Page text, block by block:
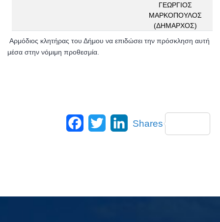
ΓΕΩΡΓΙΟΣ
ΜΑΡΚΟΠΟΥΛΟΣ
(ΔΗΜΑΡΧΟΣ)
Αρμόδιος κλητήρας του Δήμου να επιδώσει την πρόσκληση αυτή
μέσα στην νόμιμη προθεσμία.
Facebook
Twitter LinkedIn
Shares